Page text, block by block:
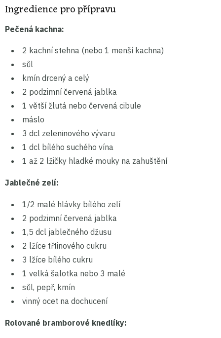
Ingredience pro přípravu
Pečená kachna:
2 kachní stehna (nebo 1 menší kachna)
sůl
kmín drcený a celý
2 podzimní červená jablka
1 větší žlutá nebo červená cibule
máslo
3 dcl zeleninového vývaru
1 dcl bílého suchého vína
1 až 2 lžičky hladké mouky na zahuštění
Jablečné zelí:
1/2 malé hlávky bílého zelí
2 podzimní červená jablka
1,5 dcl jablečného džusu
2 lžíce třtinového cukru
3 lžíce bílého cukru
1 velká šalotka nebo 3 malé
sůl, pepř, kmín
vinný ocet na dochucení
Rolované bramborové knedlíky: